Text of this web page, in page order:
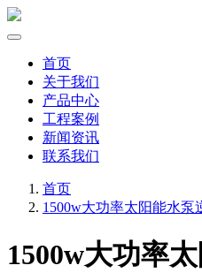
首页
关于我们
产品中心
工程案例
新闻资讯
联系我们
首页
1500w大功率太阳能水泵
1500w大功率